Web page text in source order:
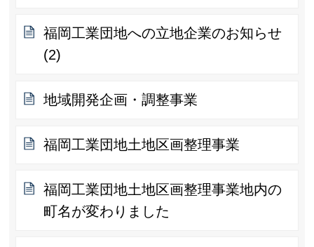
福岡工業団地への立地企業のお知らせ
(2)
地域開発企画・調整事業
福岡工業団地土地区画整理事業
福岡工業団地土地区画整理事業地内の
町名が変わりました